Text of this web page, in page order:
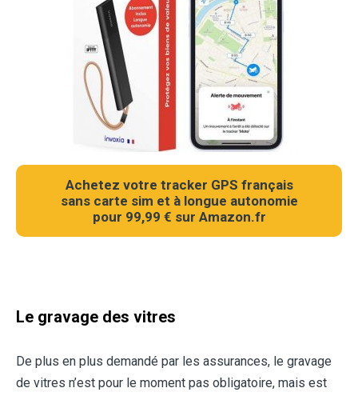
Achetez votre tracker GPS français
sans carte sim et à longue autonomie
pour 99,99 € sur Amazon.fr
Le gravage des vitres
De plus en plus demandé par les assurances, le gravage
de vitres n’est pour le moment pas obligatoire, mais est